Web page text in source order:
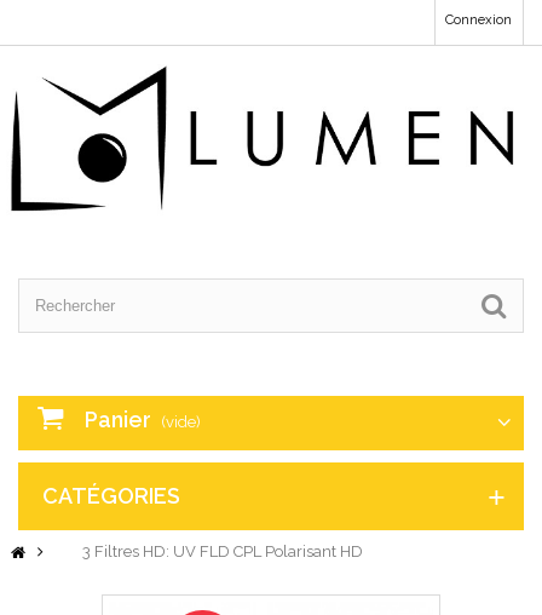
Connexion
Panier (vide)
CATÉGORIES
3 Filtres HD: UV FLD CPL Polarisant HD